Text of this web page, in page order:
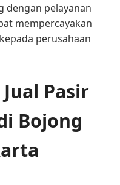
dengan pelayanan
mempercayakan
perusahaan
Pasir
Bojong